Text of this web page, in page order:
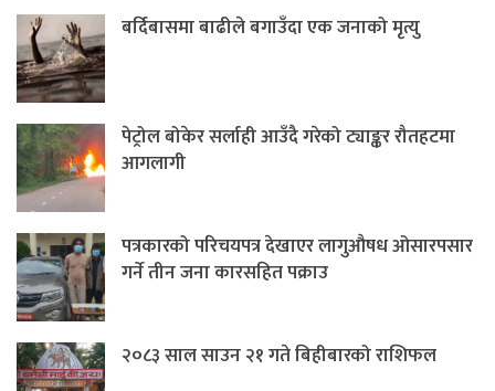
बर्दिबासमा बाढीले बगाउँदा एक जनाको मृत्यु
पेट्रोल बोकेर सर्लाही आउँदै गरेको ट्याङ्कर रौतहटमा
आगलागी
पत्रकारको परिचयपत्र देखाएर लागुऔषध ओसारपसार
गर्ने तीन जना कारसहित पक्राउ
२०८३ साल साउन २१ गते बिहीबारको राशिफल